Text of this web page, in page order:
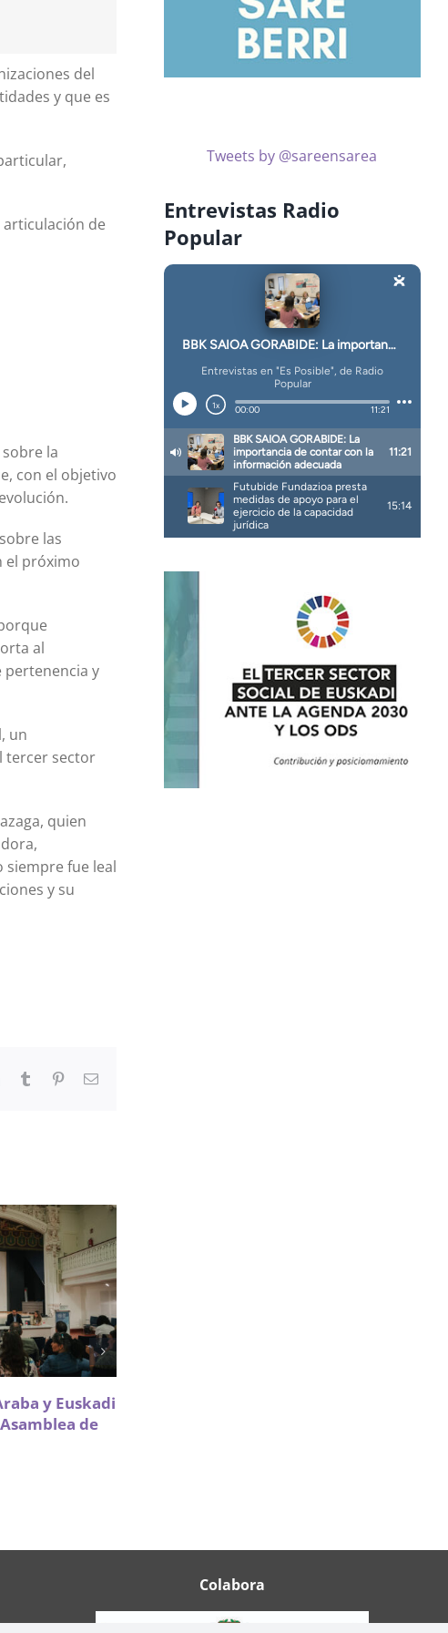
del
y que es
de
la
con el objetivo
las
el próximo
al
pertenencia y
un
tercer sector
quien
siempre fue leal
y su
LinkedInTumblr PinterestCorreo
y Euskadi
de
Tweets by @sareensarea
Entrevistas Radio
Popular
Colabora